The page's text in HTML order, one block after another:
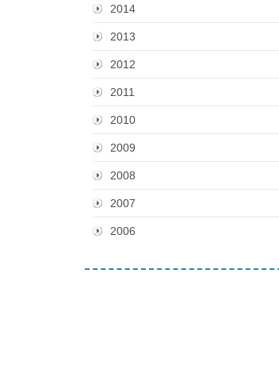
2014
2013
2012
2011
2010
2009
2008
2007
2006